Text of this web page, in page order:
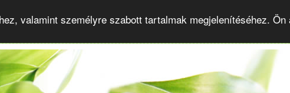
valamint személyre szabott tartalmak megjelenítéséhez.